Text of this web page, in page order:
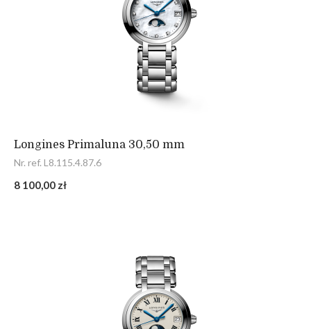
Longines Primaluna 30,50 mm
Nr. ref. L8.115.4.87.6
8 100,00 zł